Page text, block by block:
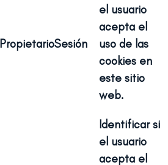
PropietarioSesión
el usuario
acepta el
uso de las
cookies en
este sitio
web.
Identificar si
el usuario
acepta el